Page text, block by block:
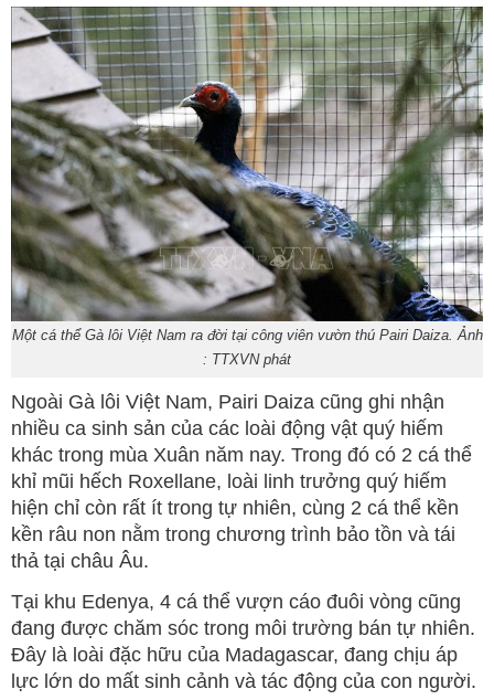
Một cá thể Gà lôi Việt Nam ra đời tại công viên vườn thú Pairi Daiza. Ảnh
: TTXVN phát
Ngoài Gà lôi Việt Nam, Pairi Daiza cũng ghi nhận
nhiều ca sinh sản của các loài động vật quý hiếm
khác trong mùa Xuân năm nay. Trong đó có 2 cá thể
khỉ mũi hếch Roxellane, loài linh trưởng quý hiếm
hiện chỉ còn rất ít trong tự nhiên, cùng 2 cá thể kền
kền râu non nằm trong chương trình bảo tồn và tái
thả tại châu Âu.
Tại khu Edenya, 4 cá thể vượn cáo đuôi vòng cũng
đang được chăm sóc trong môi trường bán tự nhiên.
Đây là loài đặc hữu của Madagascar, đang chịu áp
lực lớn do mất sinh cảnh và tác động của con người.